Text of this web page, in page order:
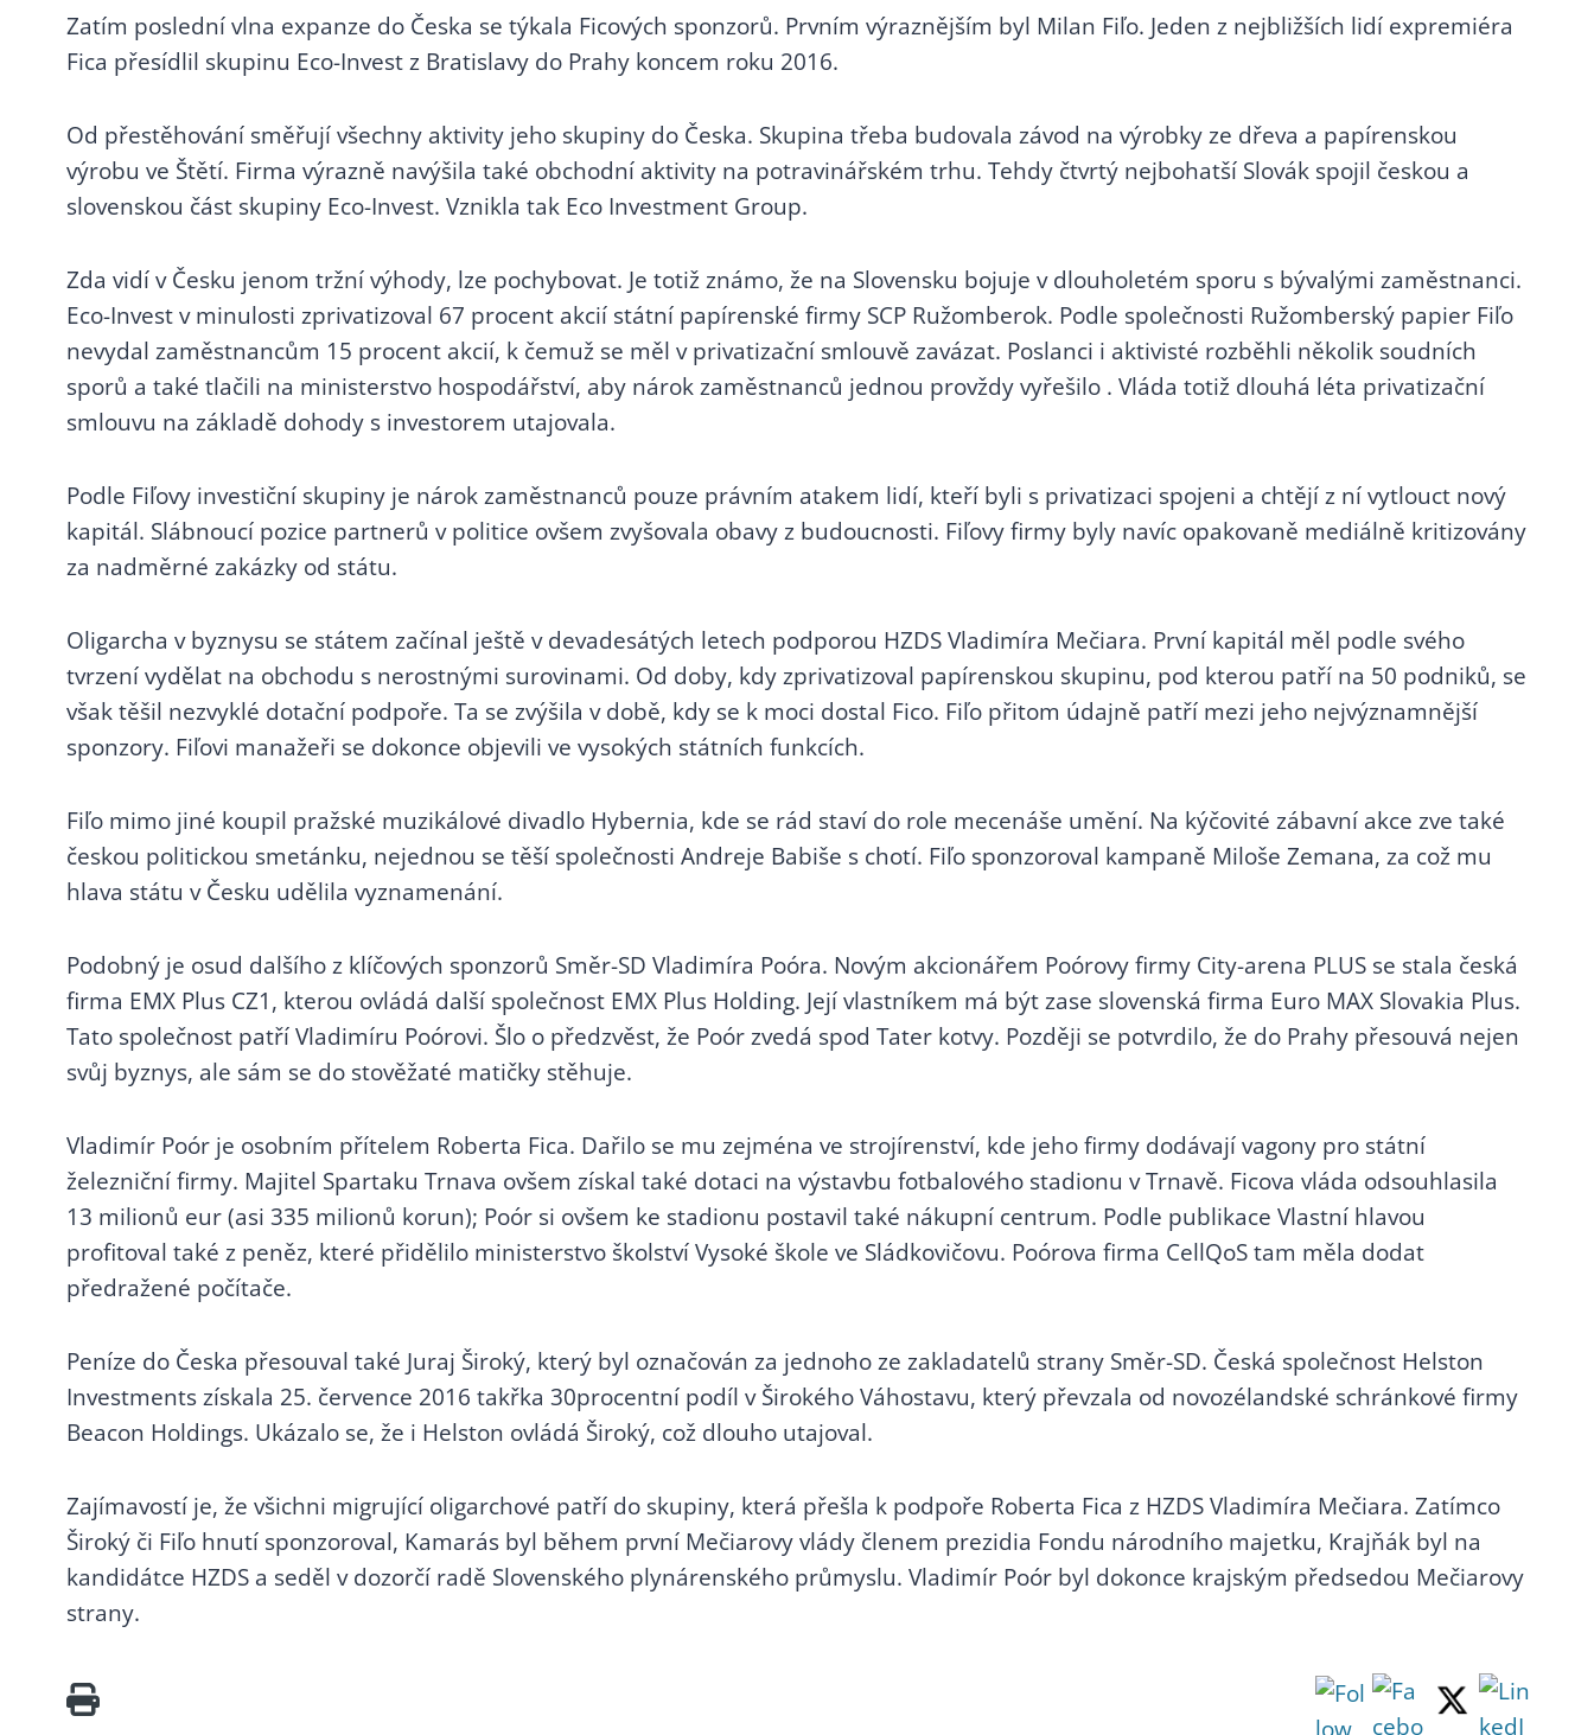
Zatím poslední vlna expanze do Česka se týkala Ficových sponzorů. Prvním výraznějším byl Milan Fiľo. Jeden z nejbližších lidí expremiéra
Fica přesídlil skupinu Eco-Invest z Bratislavy do Prahy koncem roku 2016.
Od přestěhování směřují všechny aktivity jeho skupiny do Česka. Skupina třeba budovala závod na výrobky ze dřeva a papírenskou
výrobu ve Štětí. Firma výrazně navýšila také obchodní aktivity na potravinářském trhu. Tehdy čtvrtý nejbohatší Slovák spojil českou a
slovenskou část skupiny Eco-Invest. Vznikla tak Eco Investment Group.
Zda vidí v Česku jenom tržní výhody, lze pochybovat. Je totiž známo, že na Slovensku bojuje v dlouholetém sporu s bývalými zaměstnanci.
Eco-Invest v minulosti zprivatizoval 67 procent akcií státní papírenské firmy SCP Ružomberok. Podle společnosti Ružomberský papier Fiľo
nevydal zaměstnancům 15 procent akcií, k čemuž se měl v privatizační smlouvě zavázat. Poslanci i aktivisté rozběhli několik soudních
sporů a také tlačili na ministerstvo hospodářství, aby nárok zaměstnanců jednou provždy vyřešilo . Vláda totiž dlouhá léta privatizační
smlouvu na základě dohody s investorem utajovala.
Podle Fiľovy investiční skupiny je nárok zaměstnanců pouze právním atakem lidí, kteří byli s privatizaci spojeni a chtějí z ní vytlouct nový
kapitál. Slábnoucí pozice partnerů v politice ovšem zvyšovala obavy z budoucnosti. Fiľovy firmy byly navíc opakovaně mediálně kritizovány
za nadměrné zakázky od státu.
Oligarcha v byznysu se státem začínal ještě v devadesátých letech podporou HZDS Vladimíra Mečiara. První kapitál měl podle svého
tvrzení vydělat na obchodu s nerostnými surovinami. Od doby, kdy zprivatizoval papírenskou skupinu, pod kterou patří na 50 podniků, se
však těšil nezvyklé dotační podpoře. Ta se zvýšila v době, kdy se k moci dostal Fico. Fiľo přitom údajně patří mezi jeho nejvýznamnější
sponzory. Fiľovi manažeři se dokonce objevili ve vysokých státních funkcích.
Fiľo mimo jiné koupil pražské muzikálové divadlo Hybernia, kde se rád staví do role mecenáše umění. Na kýčovité zábavní akce zve také
českou politickou smetánku, nejednou se těší společnosti Andreje Babiše s chotí. Fiľo sponzoroval kampaně Miloše Zemana, za což mu
hlava státu v Česku udělila vyznamenání.
Podobný je osud dalšího z klíčových sponzorů Směr-SD Vladimíra Poóra. Novým akcionářem Poórovy firmy City-arena PLUS se stala česká
firma EMX Plus CZ1, kterou ovládá další společnost EMX Plus Holding. Její vlastníkem má být zase slovenská firma Euro MAX Slovakia Plus.
Tato společnost patří Vladimíru Poórovi. Šlo o předzvěst, že Poór zvedá spod Tater kotvy. Později se potvrdilo, že do Prahy přesouvá nejen
svůj byznys, ale sám se do stověžaté matičky stěhuje.
Vladimír Poór je osobním přítelem Roberta Fica. Dařilo se mu zejména ve strojírenství, kde jeho firmy dodávají vagony pro státní
železniční firmy. Majitel Spartaku Trnava ovšem získal také dotaci na výstavbu fotbalového stadionu v Trnavě. Ficova vláda odsouhlasila
13 milionů eur (asi 335 milionů korun); Poór si ovšem ke stadionu postavil také nákupní centrum. Podle publikace Vlastní hlavou
profitoval také z peněz, které přidělilo ministerstvo školství Vysoké škole ve Sládkovičovu. Poórova firma CellQoS tam měla dodat
předražené počítače.
Peníze do Česka přesouval také Juraj Široký, který byl označován za jednoho ze zakladatelů strany Směr-SD. Česká společnost Helston
Investments získala 25. července 2016 takřka 30procentní podíl v Širokého Váhostavu, který převzala od novozélandské schránkové firmy
Beacon Holdings. Ukázalo se, že i Helston ovládá Široký, což dlouho utajoval.
Zajímavostí je, že všichni migrující oligarchové patří do skupiny, která přešla k podpoře Roberta Fica z HZDS Vladimíra Mečiara. Zatímco
Široký či Fiľo hnutí sponzoroval, Kamarás byl během první Mečiarovy vlády členem prezidia Fondu národního majetku, Krajňák byl na
kandidátce HZDS a seděl v dozorčí radě Slovenského plynárenského průmyslu. Vladimír Poór byl dokonce krajským předsedou Mečiarovy
strany.
5.4 Piťovci
5.5 Privatizace
Slovenských elektráren
5.6 Babišovo ovládnutí
Dusla a chemie celkově
5.7 Dušan Kováčik a
6. OBDOBÍ KMOTROKRACIE
(2006-2013)
6. Úvod
6.1 Politické pozadí
6.2 Katalogizace kmotrů
6.3 Vít Bárta a Věci
6.4 Tři korupční pojiva
6.5 Interakce mezi kmotry
a všekmotří slety
oligarchickým
babišismem
6.7 Nové nevládky a
drobečková politika
6.8 Slovenská cesta
6.10 Slovenská mýtní
sága
6.11 Weissovi. Rodina,
dluhu
6.12 České mýto
6.13 Solární baroni a
Zemkovy
6.15 Metropolitní
spořitelní družstvo
6.16 Interblue a
nadnárodní penězovody
6.17 Oligarchizace médií
6.18 Spájení nejbohatších
energetiku
6.19 František Savov
6.20 Švábův gang
6.22 Babiš v Lese
6.23 Konec babokracie i
kmotrokracie
7. ČISTÉ RUCE ZEMANOVY
7.1 Faktor Zeman
7.2 Zemanova banda